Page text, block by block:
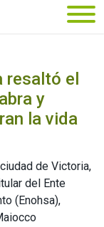
el
y
la vida
de Victoria,
del Ente
(Enohsa),